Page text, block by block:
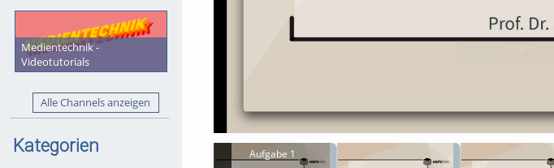
Medientechnik -
Videotutorials
Alle Channels anzeigen
Kategorien Aufgabe 1